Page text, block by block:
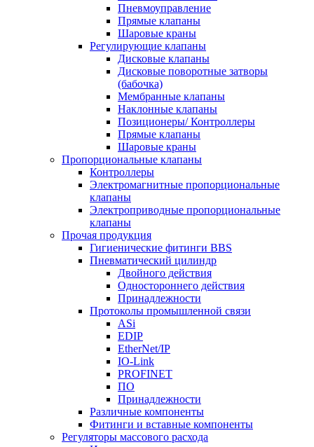
Пневмоуправление
Прямые клапаны
Шаровые краны
Регулирующие клапаны
Дисковые клапаны
Дисковые поворотные затворы
(бабочка)
Мембранные клапаны
Наклонные клапаны
Позиционеры/ Контроллеры
Прямые клапаны
Шаровые краны
Пропорциональные клапаны
Контроллеры
Электромагнитные пропорциональные
клапаны
Электроприводные пропорциональные
клапаны
Прочая продукция
Гигиенические фитинги BBS
Пневматический цилиндр
Двойного действия
Одностороннего действия
Принадлежности
Протоколы промышленной связи
ASi
EDIP
EtherNet/IP
IO-Link
PROFINET
ПО
Принадлежности
Различные компоненты
Фитинги и вставные компоненты
Регуляторы массового расхода